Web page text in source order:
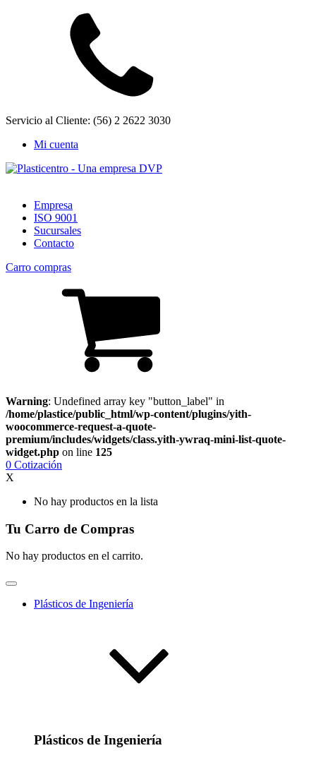
Servicio al Cliente: (56) 2 2622 3030
Mi cuenta
Empresa
ISO 9001
Sucursales
Contacto
Carro compras
Warning: Undefined array key "button_label" in
/home/plastice/public_html/wp-content/plugins/yith-
woocommerce-request-a-quote-
premium/includes/widgets/class.yith-ywraq-mini-list-quote-
widget.php on line 125
0 Cotización
X
No hay productos en la lista
Tu Carro de Compras
No hay productos en el carrito.
Plásticos de Ingeniería
Plásticos de Ingeniería